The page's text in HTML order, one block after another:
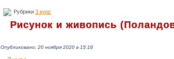
Рубрики 3 курс
Рисунок и живопись
Опубликовано: 20 ноября 2020 в 15:18